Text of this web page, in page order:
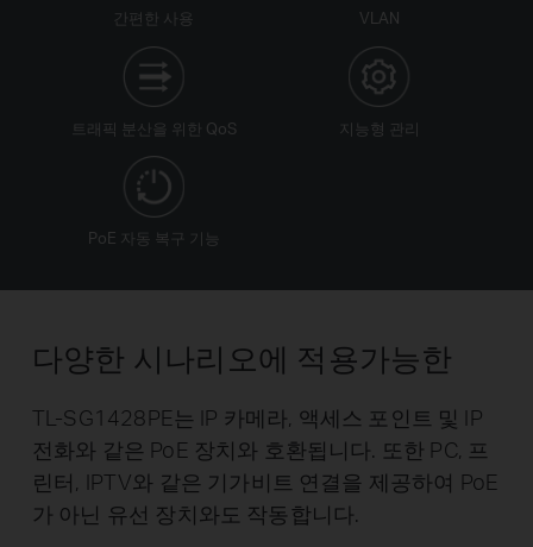
간편한 사용 VLAN
트래픽 분산을 위한 QoS 지능형 관리
PoE 자동 복구 기능
다양한 시나리오에 적용가능한
TL-SG1428PE는 IP 카메라, 액세스 포인트 및 IP
전화와 같은 PoE 장치와 호환됩니다. 또한 PC, 프
린터, IPTV와 같은 기가비트 연결을 제공하여 PoE
가 아닌 유선 장치와도 작동합니다.